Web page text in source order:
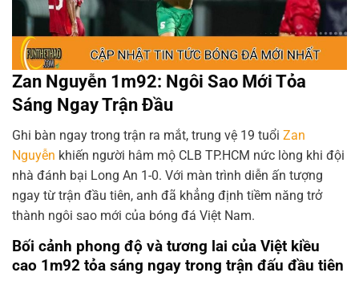
Zan Nguyễn 1m92: Ngôi Sao Mới Tỏa
Sáng Ngay Trận Đầu
Ghi bàn ngay trong trận ra mắt, trung vệ 19 tuổi Zan
Nguyễn khiến người hâm mộ CLB TP.HCM nức lòng khi đội
nhà đánh bại Long An 1-0. Với màn trình diễn ấn tượng
ngay từ trận đầu tiên, anh đã khẳng định tiềm năng trở
thành ngôi sao mới của bóng đá Việt Nam.
Bối cảnh phong độ và tương lai của Việt kiều
cao 1m92 tỏa sáng ngay trong trận đấu đầu tiên